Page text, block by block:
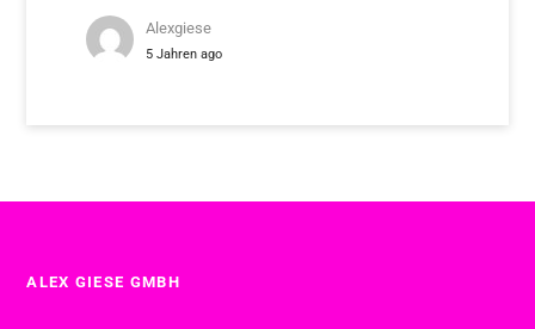
Alexgiese
5 Jahren ago
ALEX GIESE GMBH